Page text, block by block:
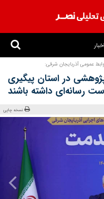
عمومی آذربایجان شرقی:
در استان پیگیری
رسانه‌ای داشته باشند
نسخه چاپی